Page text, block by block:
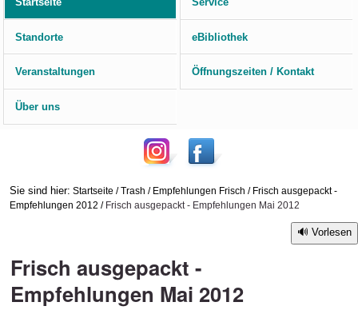
Standorte eBibliothek
Veranstaltungen Öffnungszeiten / Kontakt
Über uns
Sie sind hier: Startseite /Trash / Empfehlungen Frisch / Frisch ausgepackt -
Empfehlungen 2012 / Frisch ausgepackt - Empfehlungen Mai 2012
Vorlesen
Frisch ausgepackt -
Empfehlungen Mai 2012